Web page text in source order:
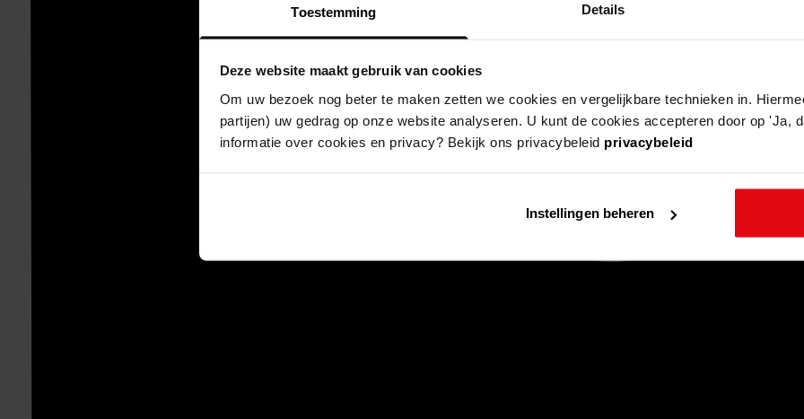
Toestemming Details
Deze website maakt gebruik van cookies
Om uw bezoek nog beter te maken zetten we cookies en vergelijkbare technieken in.
partijen) uw gedrag op onze website analyseren. U kunt de cookies accepteren door op 'Ja,
informatie over cookies en privacy? Bekijk ons privacybeleid privacybeleid
Instellingen beheren